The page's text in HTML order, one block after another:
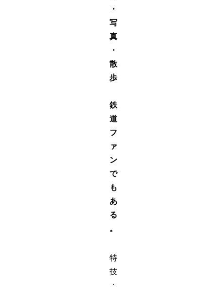
・
写
真
・
散
歩
鉄
道
フ
ァ
ン
で
も
あ
る
。
特
技
：